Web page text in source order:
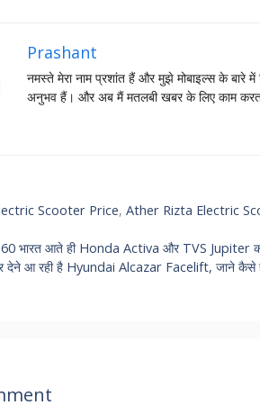
Prashant
नमस्‍ते मेरा नाम प्रशांत हैं और मुझे मोबाइल्‍स के बारे
अनुभव हैं। और अब मैं मतलबी खबर के लिए काम
Scooter Price,Ather Rizta Electric
भारत आते ही Honda Activa और TVS Jupiter का
देने आ रही है Hyundai Alcazar Facelift, जाने कैसे हैं